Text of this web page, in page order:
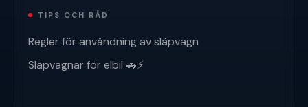
TIPS OCH RÅD
Regler för användning av släpvagn
Släpvagnar för elbil 🚗⚡